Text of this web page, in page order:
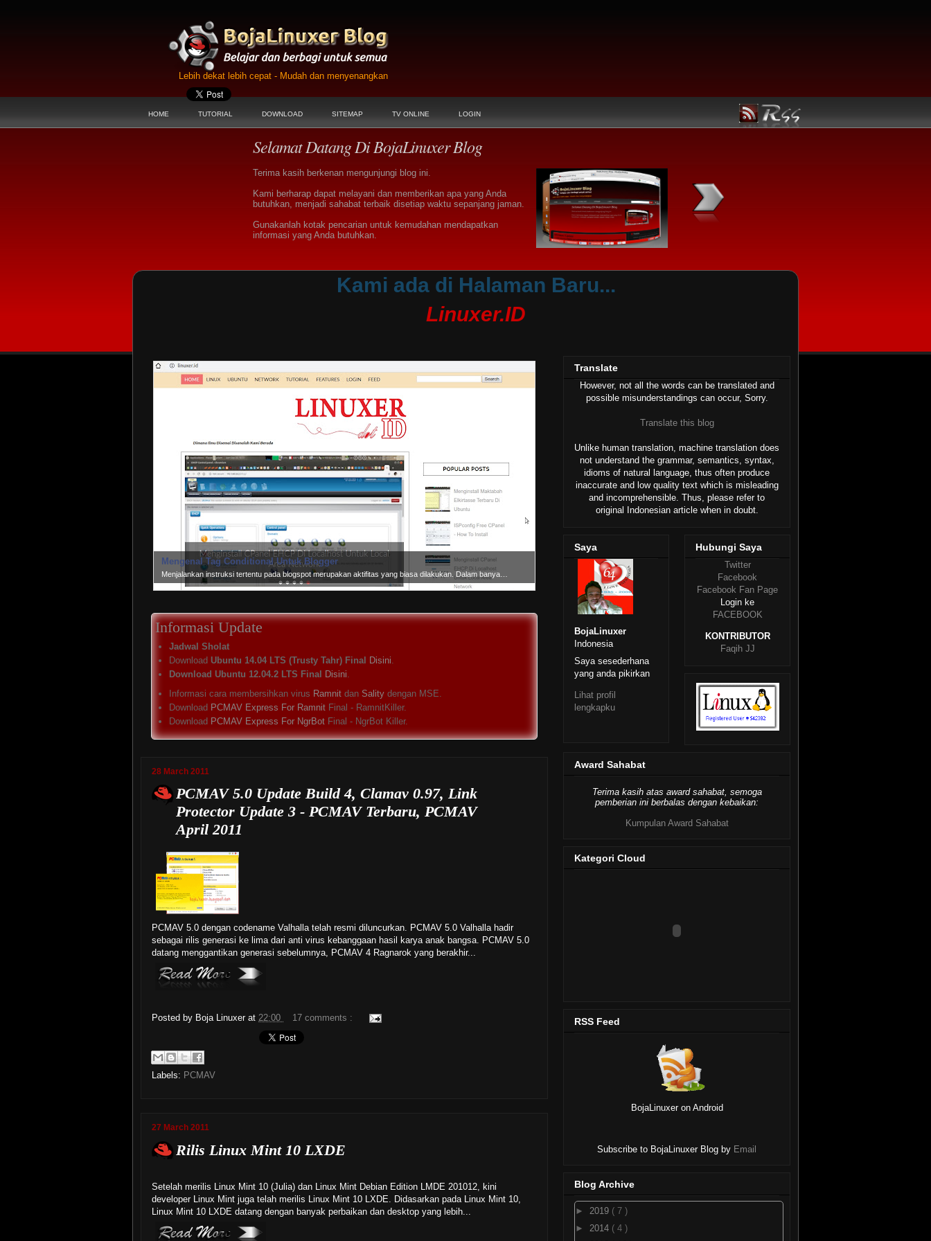
Lebih dekat lebih cepat - Mudah dan menyenangkan
HOME TUTORIAL DOWNLOAD SITEMAP TV ONLINE LOGIN
Selamat Datang Di BojaLinuxer Blog
Terima kasih berkenan mengunjungi blog ini.
Kami berharap dapat melayani dan memberikan apa yang Anda
butuhkan, menjadi sahabat terbaik disetiap waktu sepanjang jaman.
Gunakanlah kotak pencarian untuk kemudahan mendapatkan
informasi yang Anda butuhkan.
Linux utama yang Anda butuhkan:
Jadwal Rilis
Kami ada di Halaman Baru...
Linuxer.ID
Mengenal Tag Conditional Untuk Blogger
Menjalankan instruksi tertentu pada blogspot merupakan aktifitas yang biasa dilakukan. Dalam banya…
Informasi Update
Jadwal Sholat
Download Ubuntu 14.04 LTS (Trusty Tahr) Final Disini.
Download Ubuntu 12.04.2 LTS Final
Disini.
Informasi cara membersihkan virus Ramnit dan Sality dengan MSE.
Download PCMAV Express For Ramnit Final - RamnitKiller.
Download PCMAV Express For NgrBot Final - NgrBot Killer.
28 March 2011
PCMAV 5.0 Update Build 4, Clamav 0.97, Link
Protector Update 3 - PCMAV Terbaru, PCMAV
April 2011
PCMAV 5.0 dengan codename Valhalla telah resmi diluncurkan. PCMAV 5.0 Valhalla hadir
sebagai rilis generasi ke lima dari anti virus kebanggaan hasil karya anak bangsa. PCMAV 5.0
datang menggantikan generasi sebelumnya, PCMAV 4 Ragnarok yang berakhir...
Posted by Boja Linuxer at 22:00 17 comments :
Labels: PCMAV
27 March 2011
Rilis Linux Mint 10 LXDE
Setelah merilis Linux Mint 10 (Julia) dan Linux Mint Debian Edition LMDE 201012, kini
developer Linux Mint juga telah merilis Linux Mint 10 LXDE. Didasarkan pada Linux Mint 10,
Linux Mint 10 LXDE datang dengan banyak perbaikan dan desktop yang lebih...
Translate
However, not all the words can be translated and
possible misunderstandings can occur, Sorry.
Translate this blog
Unlike human translation, machine translation does
not understand the grammar, semantics, syntax,
idioms of natural language, thus often produce
inaccurate and low quality text which is misleading
and incomprehensible. Thus, please refer to
original Indonesian article when in doubt.
Saya
BojaLinuxer
Indonesia
Saya sesederhana
yang anda pikirkan
Lihat profil
lengkapku
Hubungi Saya
Twitter
Facebook
Facebook Fan Page
Login ke
FACEBOOK
KONTRIBUTOR
Faqih JJ
Award Sahabat
Terima kasih atas award sahabat, semoga
pemberian ini berbalas dengan kebaikan:
Kumpulan Award Sahabat
Kategori Cloud
RSS Feed
BojaLinuxer on Android
Subscribe to BojaLinuxer Blog by Email
Blog Archive
► 2019 ( 7 )
► 2014 ( 4 )